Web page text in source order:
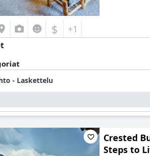
$ +1
- Laskettelu
Crested
Steps to